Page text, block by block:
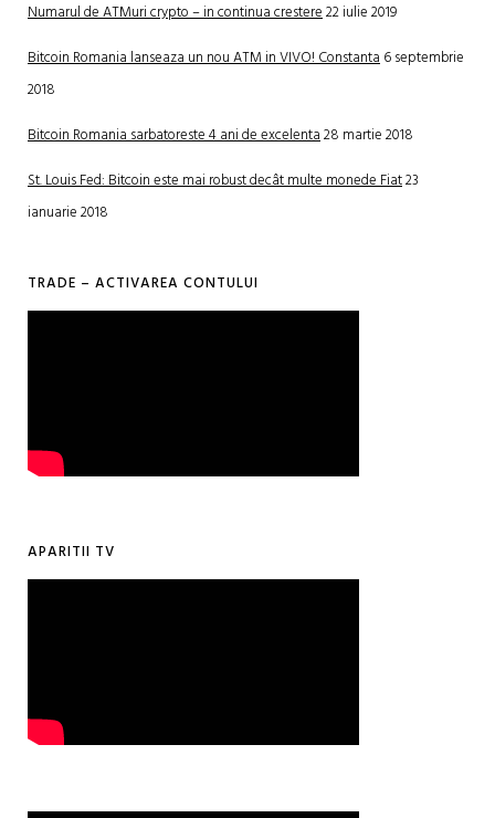
Numarul de ATMuri crypto – in continua crestere22 iulie 2019
Bitcoin Romania lanseaza un nou ATM in VIVO! Constanta6 septembrie
2018
Bitcoin Romania sarbatoreste 4 ani de excelenta28 martie 2018
St. Louis Fed: Bitcoin este mai robust decât multe monede Fiat23
ianuarie 2018
TRADE – ACTIVAREA CONTULUI
APARITII TV